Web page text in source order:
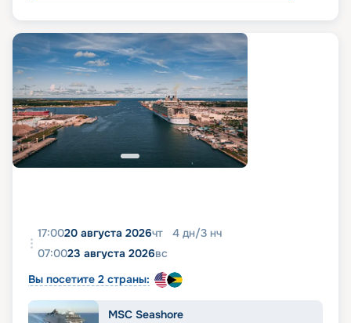
17:0020 августа 2026чт 4 дн/3 нч
07:0023 августа 2026вс
Вы посетите 2 страны:
MSC Seashore